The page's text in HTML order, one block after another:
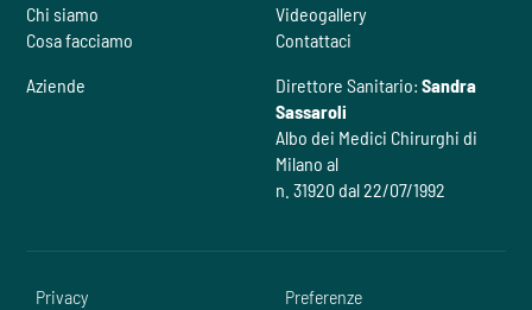
Chi siamo
Cosa facciamo
Videogallery
Contattaci
Aziende
Direttore Sanitario: Sandra
Sassaroli
Albo dei Medici Chirurghi di
Milano al
n. 31920 dal 22/07/1992
Privacy Preferenze